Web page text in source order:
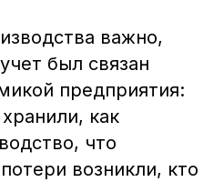
важно,
был связан
предприятия:
как
что
возникли, кто